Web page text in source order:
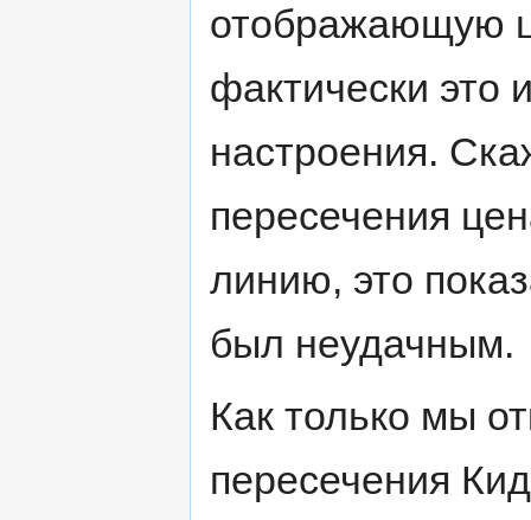
отображающую
фактически это
настроения.
пересечения
линию, это
был неудачным.
Как только мы
пересечения